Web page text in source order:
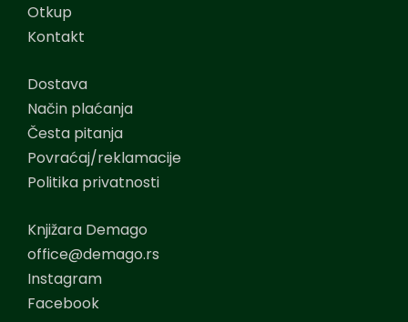
Otkup
Kontakt
Dostava
Način plaćanja
Česta pitanja
Povraćaj/reklamacije
Politika privatnosti
Knjižara Demago
office@demago.rs
Instagram
Facebook